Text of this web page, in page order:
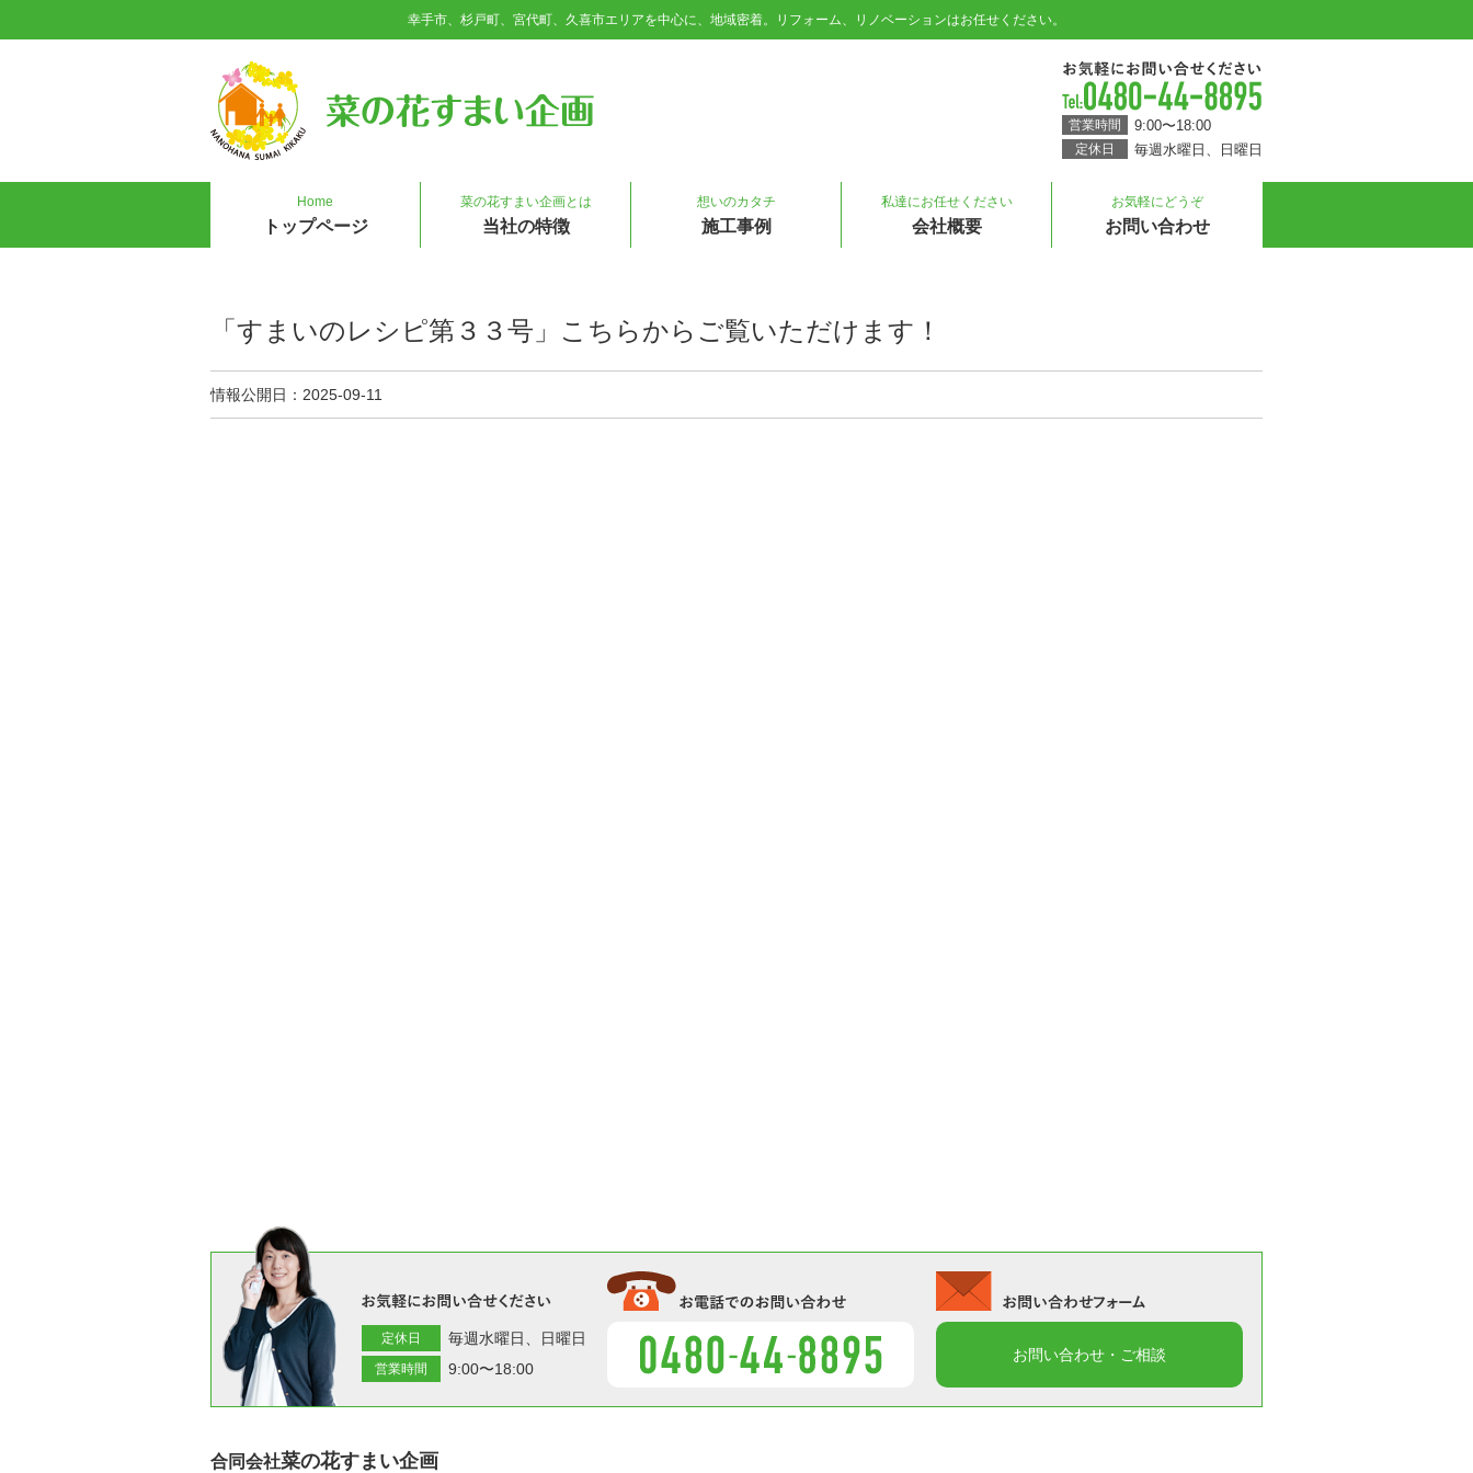
幸手市、杉戸町、宮代町、久喜市エリアを中心に、地域密着。リフォーム、リノベーションはお任せください。
0480-44-8895
営業時間 9:00〜18:00
定休日 毎週水曜日 日曜日
Home
トップページ
菜の花すまい企画とは
当社の特徴
想いのカタチ
施工事例
私達にお任せください
会社概要
お気軽にどうぞ
お問い合わせ
「すまいのレシピ第３３号」こちらからご覧いただけます！
情報公開日 2025-09-11
お気軽にお問い合せください
定休日 毎週水曜日 日曜日
営業時間 9:00〜18:00
0480-44-8895
合同会社菜の花すまい企画